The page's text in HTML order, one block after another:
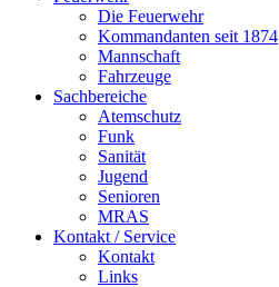
Die Feuerwehr
Kommandanten seit 1874
Mannschaft
Fahrzeuge
Sachbereiche
Atemschutz
Funk
Sanität
Jugend
Senioren
MRAS
Kontakt / Service
Kontakt
Links